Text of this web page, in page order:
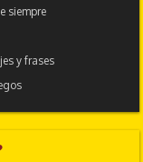
siempre
y frases